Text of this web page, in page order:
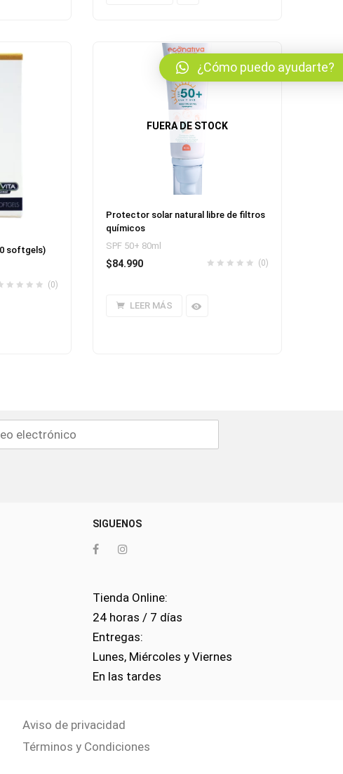
softgels)
(0)
FUERA DE STOCK
Protector solar natural libre de filtros
químicos
SPF 50+ 80ml
(0)
$84.990
LEER MÁS
SIGUENOS
Tienda Online:
24 horas / 7 días
Entregas:
Lunes, Miércoles y Viernes
En las tardes
Aviso de privacidad
Términos y Condiciones
¿Cómo puedo ayudarte?